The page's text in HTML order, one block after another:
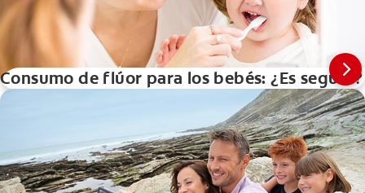
Consumo de flúor para los bebés: ¿Es seguro?